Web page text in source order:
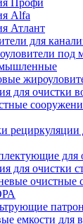
Профи
Alfa
Атлант
для
под
для очистки
рециркуляции
для очистки
очистные
емкости для